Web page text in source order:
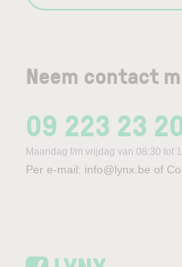
Neem contact
09 223 23
Maandag t/m vrijdag van 08:30 tot
Per e-mail: info@lynx.be of